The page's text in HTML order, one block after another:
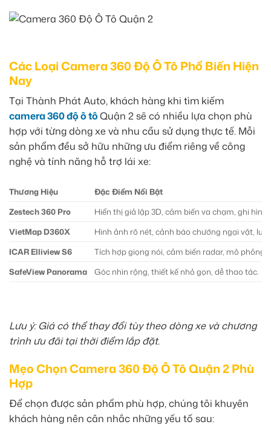
Các Loại Camera 360 Độ Ô Tô Phổ Biến Hiện
Nay
Tại Thành Phát Auto, khách hàng khi tìm kiếm
camera 360 độ ô tôQuận 2 sẽ có nhiều lựa chọn phù
hợp với từng dòng xe và nhu cầu sử dụng thực tế. Mỗi
sản phẩm đều sở hữu những ưu điểm riêng về công
nghệ và tính năng hỗ trợ lái xe:
Thương Hiệu
Đặc Điểm Nổi Bật
Zestech 360 Pro
Hiển thị giả lập 3D, cảm biến va chạm, ghi hình
VietMap D360X
Hình ảnh rõ nét, cảnh báo chướng ngại vật, lưu
ICAR Elliview S6
Tích hợp giọng nói, cảm biến radar, mô phỏng
SafeView Panorama
Góc nhìn rộng, thiết kế nhỏ gọn, dễ thao tác.
Lưu ý: Giá có thể thay đổi tùy theo dòng xe và chương
trình ưu đãi tại thời điểm lắp đặt.
Mẹo Chọn Camera 360 Độ Ô Tô Quận 2 Phù
Hợp
Để chọn được sản phẩm phù hợp, chúng tôi khuyên
khách hàng nên cân nhắc những yếu tố sau: